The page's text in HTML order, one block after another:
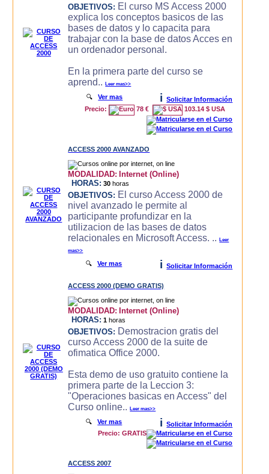
OBJETIVOS: El curso MS Access 2000
explica los conceptos basicos de las
bases de datos y lo capacita para
trabajar con la base de datos Acces en
un ordenador personal.
En la primera parte del curso se
aprend..Leer mas>>
🔍Ver mas i
Solicitar Información
Precio:
78 € 103.14 $ USA
ACCESS 2000 AVANZADO
MODALIDAD: Internet (Online)
HORAS: 30 horas
OBJETIVOS: El curso Access 2000 de
nivel avanzado le permite al
participante profundizar en la
utilizacion de las bases de datos
relacionales en Microsoft Access. ..Leer
mas>>
🔍Ver mas i Solicitar Información
ACCESS 2000 (DEMO GRATIS)
MODALIDAD: Internet (Online)
HORAS: 1 horas
OBJETIVOS: Demostracion gratis del
curso Access 2000 de la suite de
ofimatica Office 2000.
Esta demo de uso gratuito contiene la
primera parte de la Leccion 3:
"Operaciones basicas en Access" del
Curso online..Leer mas>>
🔍Ver mas i
Solicitar Información
Precio: GRATIS
ACCESS 2007